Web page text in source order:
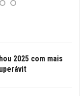
2025 com mais